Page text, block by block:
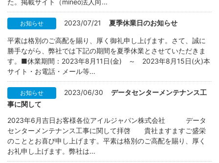
た。掲載サイト（mineo法人向...
お知らせ 2023/07/21 夏季休業日のお知らせ
平素は格別のご高配を賜り、厚く御礼申し上げます。さて、誠に
勝手ながら、弊社では下記の期間を夏季休業とさせていただきま
す。■休業期間：2023年8月11日(金) ～ 2023年8月15日(火)本
サイト・お電話・メール等...
お知らせ 2023/06/30
データセンターメンテナンス工
事に関して
2023年6月吉日お客様各位アイルジャパン株式会社 データ
センターメンテナンス工事に関して拝啓 貴社ますますご盛栄
のこととお喜び申し上げます。平素は格別のご高配を賜り、厚く
お礼申し上げます。弊社は...